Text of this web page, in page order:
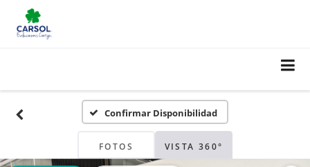
Confirmar Disponibilidad
FOTOS VISTA 360°